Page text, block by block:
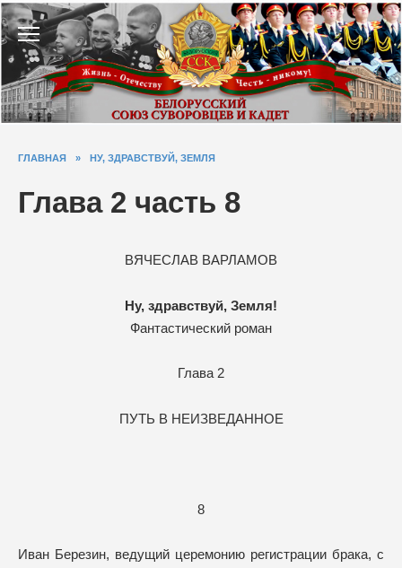
Перейти
к
содержанию
ГЛАВНАЯ » НУ, ЗДРАВСТВУЙ, ЗЕМЛЯ
Глава 2 часть 8
ВЯЧЕСЛАВ ВАРЛАМОВ
Ну, здравствуй, Земля!
Фантастический роман
Глава 2
ПУТЬ В НЕИЗВЕДАННОЕ
8
Иван Березин, ведущий церемонию регистрации брака, с